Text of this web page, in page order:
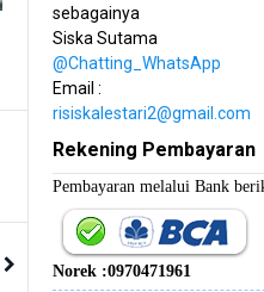
sebagainya
Siska Sutama
@Chatting_WhatsApp
Email :
risiskalestari2@gmail.com
Rekening Pembayaran
Pembayaran melalui Bank
Norek :0970471961